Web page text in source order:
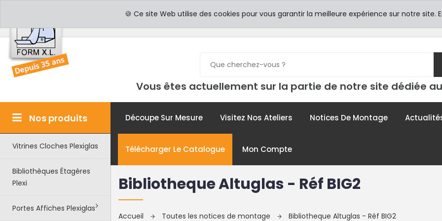
PROFESSIONNELS PARTICULIERS 8h00 -
Vous êtes actuellement sur la partie de notre site dédiée
Nos produits
Vitrines Cloches Plexiglas
Bibliothèques Étagères
Plexi
Portes Affiches Plexiglas
Découpe Sur Mesure Visitez Nos Ateliers Notices De Montage
Télécharger Le Catalogue Mon Compte
Bibliotheque Altuglas - Réf BIG2
Accueil Toutes les notices de montage Bibliotheque Altuglas - Réf BIG2
🍪 Ce site Web utilise des cookies pour vous garantir la meilleure expérience sur notre site.